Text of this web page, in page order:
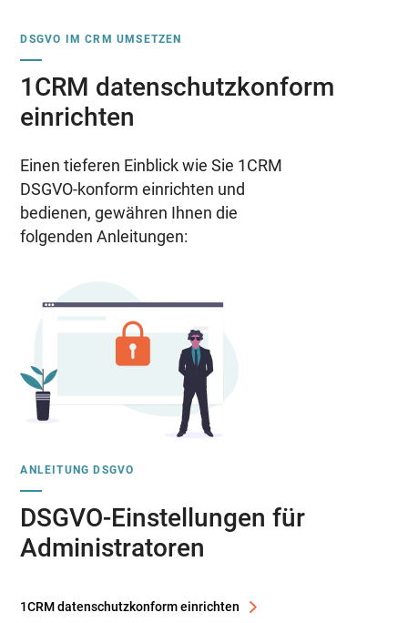
DSGVO IM CRM UMSETZEN
1CRM datenschutzkonform
einrichten
Einen tieferen Einblick wie Sie 1CRM
DSGVO-konform einrichten und
bedienen, gewähren Ihnen die
folgenden Anleitungen:
ANLEITUNG DSGVO
DSGVO-Einstellungen für
Administratoren
1CRM datenschutzkonform einrichten